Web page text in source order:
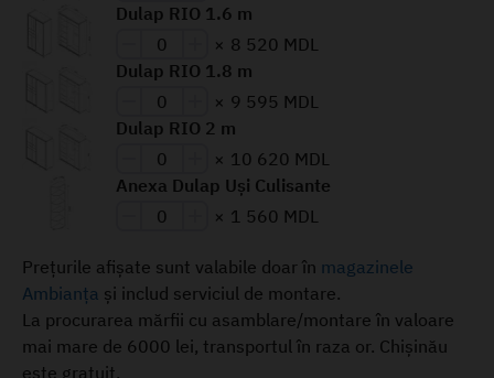
Dulap RIO 1.6 m
× 8 520 MDL
Dulap RIO 1.8 m
× 9 595 MDL
Dulap RIO 2 m
× 10 620 MDL
Anexa Dulap Uși Culisante
× 1 560 MDL
Prețurile afișate sunt valabile doar în magazinele
Ambianța și includ serviciul de montare.
La procurarea mărfii cu asamblare/montare în valoare
mai mare de 6000 lei, transportul în raza or. Chișinău
este gratuit.